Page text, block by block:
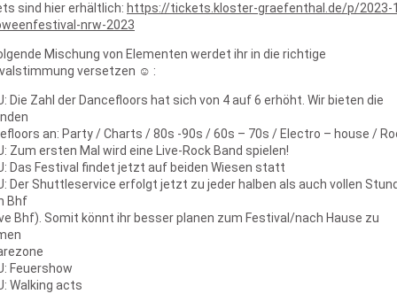
sind hier erhältlich: https://tickets.kloster-graefenthal.de/p/2023-
nrw-2023
Mischung von Elementen werdet ihr in die richtige
versetzen ☺ :
Die Zahl der Dancefloors hat sich von 4 auf 6 erhöht. Wir bieten die
an: Party / Charts / 80s -90s / 60s – 70s / Electro – house /
Zum ersten Mal wird eine Live-Rock Band spielen!
Das Festival findet jetzt auf beiden Wiesen statt
Der Shuttleservice erfolgt jetzt zu jeder halben als auch vollen
Bhf
Bhf). Somit könnt ihr besser planen zum Festival/nach Hause zu
Feuershow
Walking acts